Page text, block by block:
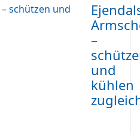
–
und
kühlen